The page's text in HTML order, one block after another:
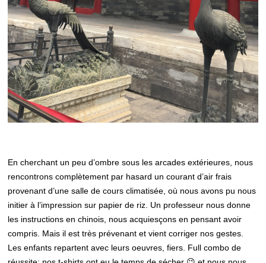
En cherchant un peu d’ombre sous les arcades extérieures, nous
rencontrons complètement par hasard un courant d’air frais
provenant d’une salle de cours climatisée, où nous avons pu nous
initier à l’impression sur papier de riz. Un professeur nous donne
les instructions en chinois, nous acquiesçons en pensant avoir
compris. Mais il est très prévenant et vient corriger nos gestes.
Les enfants repartent avec leurs oeuvres, fiers. Full combo de